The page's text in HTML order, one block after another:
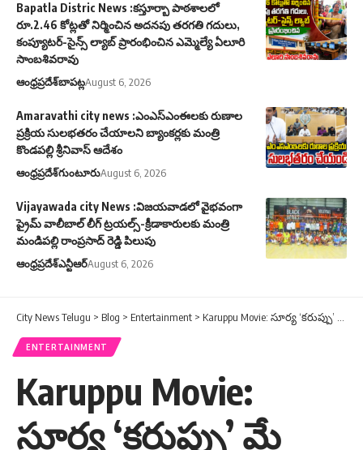
Bapatla Distric News :కస్తూర్బా పాఠశాలలో
రూ.2.46 కోట్లతో నిర్మించిన అదనపు తరగతి గదులు,
కంప్యూటర్-సైన్స్ ల్యాబ్ ప్రారంభించిన ఎమ్మెల్యే ఏలూరి
సాంబశివరావు
ఆంధ్రప్రదేశ్బాపట్లAugust 6, 2026
Amaravathi city news :ఎంఎస్ఎంఈలకు రుణాల
ప్రక్రియ సులభతరం చేయాలని బ్యాంకర్లకు మంత్రి
కొండపల్లి శ్రీనివాస్ ఆదేశం
ఆంధ్రప్రదేశ్గుంటూరుAugust 6, 2026
Vijayawada city News :విజయవాడలో వైభవంగా
ప్రైమ్ వాలీబాల్ లీగ్ ట్రయల్స్-క్రీడాకారులకు మంత్రి
మండిపల్లి రాంప్రసాద్ రెడ్డి పిలుపు
ఆంధ్రప్రదేశ్ఎన్టీఆర్August 6, 2026
City News Telugu > Blog > Entertainment > Karuppu Movie: సూర్య ‘కరుప్పు’ మే 14న విడుదల, ఫ్యాన్స్ కోరుతున్న ఆ 1 క్రేజీ అప్‌డేట్!
ENTERTAINMENT
Karuppu Movie:
సూర్య ‘కరుప్పు’ మే